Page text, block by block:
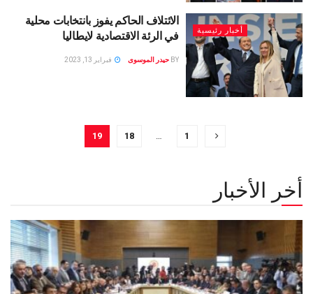
أخبار رئيسية
الائتلاف الحاكم يفوز بانتخابات محلية
في الرئة الاقتصادية لايطاليا
BY حيدر الموسوى فبراير 13, 2023
1
18
19
أخر الأخبار